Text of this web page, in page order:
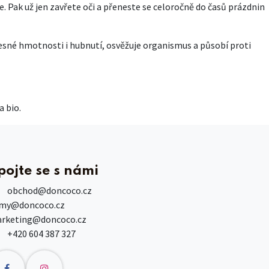
už jen zavřete oči a přeneste se celoročně do časů prázdnin
hmotnosti i hubnutí, osvěžuje organismus a působí proti
bio.
se s námi
obchod@doncoco.cz
+420 604 387 327